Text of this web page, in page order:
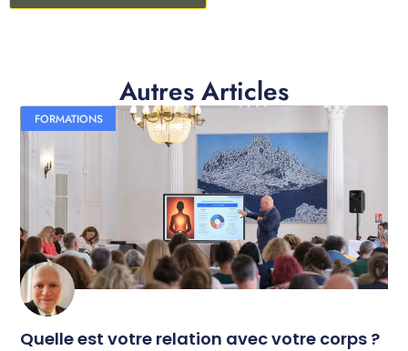
Autres Articles
FORMATIONS
Quelle est votre relation avec votre corps ?